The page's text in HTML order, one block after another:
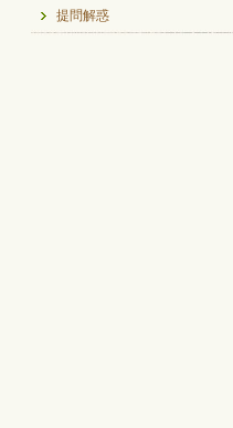
提問解惑